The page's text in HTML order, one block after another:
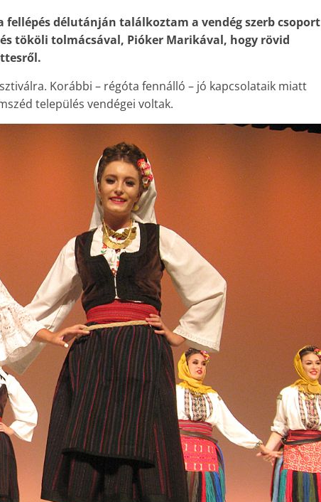
délutánján találkoztam a vendég szerb csoport
és tököli tolmácsával, Pióker Marikával, hogy rövid
Korábbi – régóta fennálló – jó kapcsolataik miatt
település vendégei voltak.